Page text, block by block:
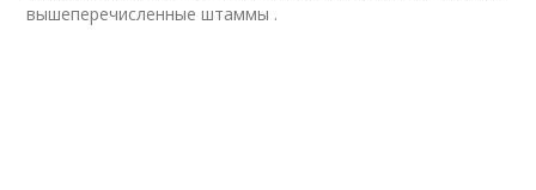
вышеперечисленные штаммы .